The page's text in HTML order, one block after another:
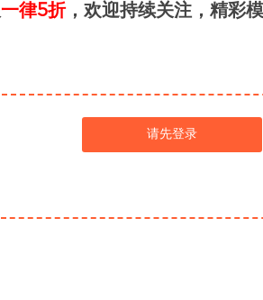
一律5折，欢迎持续关注，精彩
请先登录